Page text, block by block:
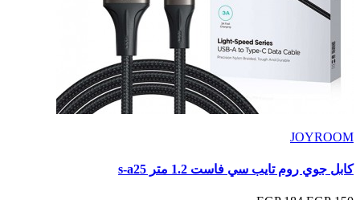
JOYROOM
كابل جوي روم تايب سي فاست 1.2 متر s-a25